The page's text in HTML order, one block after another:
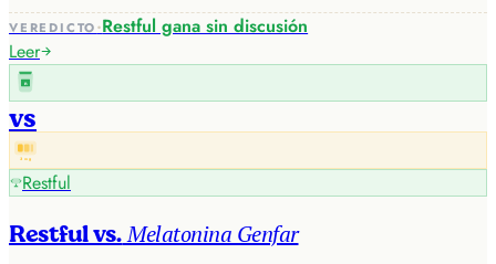
VEREDICTO·Restful gana sin discusión
Leer
R
vs
3 mg
Restful
Restful vs. Melatonina Genfar